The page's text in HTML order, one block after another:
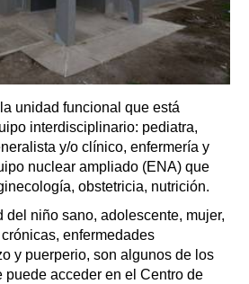
unidad funcional que está
interdisciplinario: pediatra,
y/o clínico, enfermería y
nuclear ampliado (ENA) que
obstetricia, nutrición.
del niño sano, adolescente, mujer,
enfermedades
y puerperio, son algunos de los
puede acceder en el Centro de